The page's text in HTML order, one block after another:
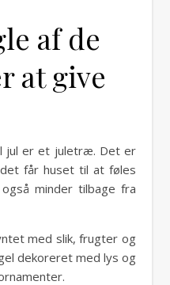
af de
at give
jul er et juletræ. Det er
får huset til at føles
minder tilbage fra
med slik, frugter og
dekoreret med lys og